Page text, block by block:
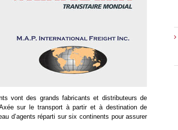
vont des grands fabricants et distributeurs de
sur le transport à partir et à destination de
d’agents réparti sur six continents pour assurer